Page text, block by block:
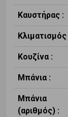
Καυστήρας :
Κλιματισμός
Κουζίνα :
Μπάνια :
Μπάνια
(αριθμός) :